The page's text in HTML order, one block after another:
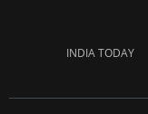
INDIA TODAY